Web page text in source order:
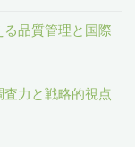
品質管理と国際
力と戦略的視点